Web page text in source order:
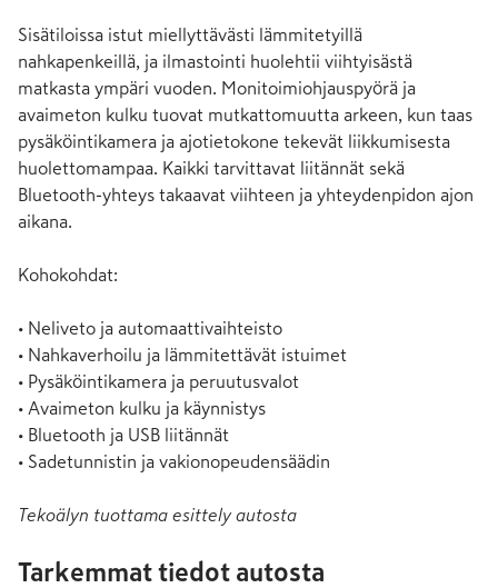
Sisätiloissa istut miellyttävästi lämmitetyillä
nahkapenkeillä, ja ilmastointi huolehtii viihtyisästä
matkasta ympäri vuoden. Monitoimiohjauspyörä ja
avaimeton kulku tuovat mutkattomuutta arkeen, kun taas
pysäköintikamera ja ajotietokone tekevät liikkumisesta
huolettomampaa. Kaikki tarvittavat liitännät sekä
Bluetooth-yhteys takaavat viihteen ja yhteydenpidon ajon
aikana.
Kohokohdat:
• Neliveto ja automaattivaihteisto
• Nahkaverhoilu ja lämmitettävät istuimet
• Pysäköintikamera ja peruutusvalot
• Avaimeton kulku ja käynnistys
• Bluetooth ja USB liitännät
• Sadetunnistin ja vakionopeudensäädin
Tekoälyn tuottama esittely autosta
Tarkemmat tiedot autosta